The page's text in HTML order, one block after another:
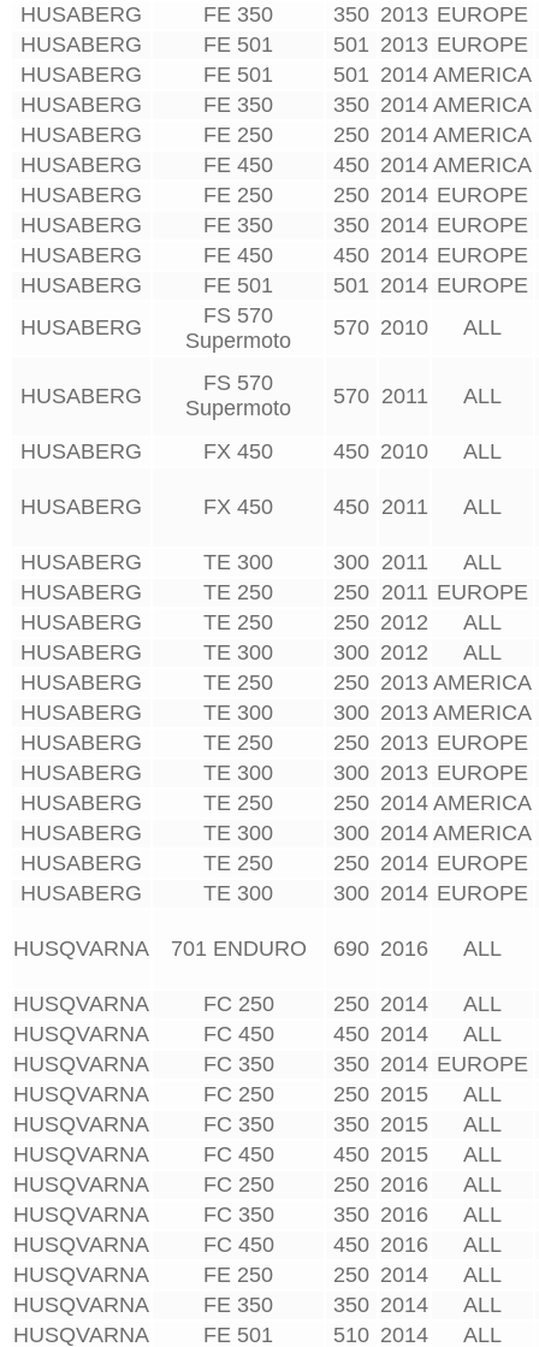
HUSABERG
FE 350 350 2013 EUROPE
HUSABERG
FE 501 501 2013 EUROPE
HUSABERG
FE 501 501 2014 AMERICA
HUSABERG
FE 350 350 2014 AMERICA
HUSABERG
FE 250 250 2014 AMERICA
HUSABERG
FE 450 450 2014 AMERICA
HUSABERG
FE 250 250 2014 EUROPE
HUSABERG
FE 350 350 2014 EUROPE
HUSABERG
FE 450 450 2014 EUROPE
HUSABERG
FE 501 501 2014 EUROPE
HUSABERG
FS 570
Supermoto
570 2010 ALL
HUSABERG
FS 570
Supermoto
570 2011 ALL
HUSABERG FX 450 450 2010 ALL
HUSABERG FX 450 450 2011 ALL
HUSABERG TE 300 300 2011
ALL
HUSABERG
TE 250 250 2011 EUROPE
HUSABERG
TE 250 250 2012
ALL
HUSABERG
TE 300 300 2012
ALL
HUSABERG
TE 250 250 2013 AMERICA
HUSABERG
TE 300 300 2013 AMERICA
HUSABERG
TE 250 250 2013 EUROPE
HUSABERG
TE 300 300 2013 EUROPE
HUSABERG
TE 250 250 2014 AMERICA
HUSABERG
TE 300 300 2014 AMERICA
HUSABERG
TE 250 250 2014 EUROPE
HUSABERG
TE 300 300 2014 EUROPE
HUSQVARNA 701 ENDURO 690 2016 ALL
HUSQVARNA FC 250 250 2014
ALL
HUSQVARNA
FC 450 450 2014
ALL
HUSQVARNA
FC 350 350 2014 EUROPE
HUSQVARNA
FC 250 250 2015
ALL
HUSQVARNA
FC 350 350 2015
ALL
HUSQVARNA
FC 450 450 2015
ALL
HUSQVARNA
FC 250 250 2016
ALL
HUSQVARNA
FC 350 350 2016
ALL
HUSQVARNA
FC 450 450 2016
ALL
HUSQVARNA
FE 250 250 2014
ALL
HUSQVARNA
FE 350 350 2014
ALL
HUSQVARNA
FE 501 510 2014 ALL